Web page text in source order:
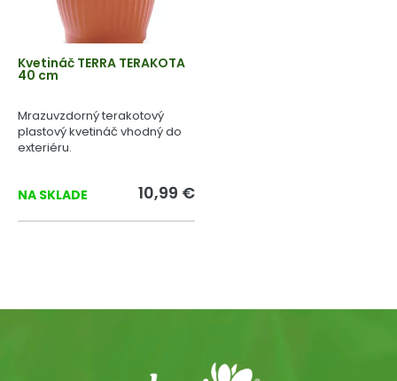
Kvetináč TERRA TERAKOTA
40 cm
Mrazuvzdorný terakotový
plastový kvetináč vhodný do
exteriéru.
NA SKLADE 10,99 €